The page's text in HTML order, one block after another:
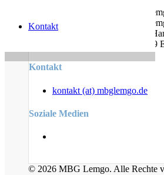
Kontakt
Am Bauhof 14A, 32657
Am Stiftsland 19, 32657
Cumberlandstr. 19, 31789
Linderhofer Straße 7, 32699
Kontakt
kontakt (at) mbglemgo.de
Soziale Medien
© 2026 MBG Lemgo. Alle Rechte